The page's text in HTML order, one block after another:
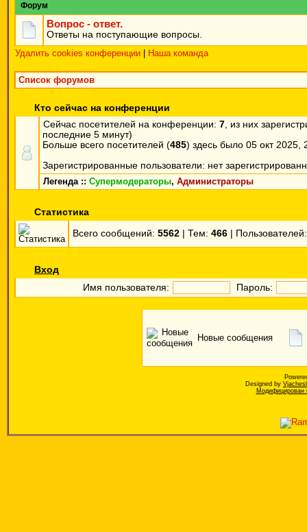
Форум
Вопрос - ответ.
Ответы на поступающие вопросы.
Удалить cookies конференции Наша команда
Список форумов
Кто сейчас на конференции
Сейчас посетителей на конференции: 7, из них
последние 5 минут)
Больше всего посетителей (485) здесь было 05 окт 2025,
Зарегистрированные пользователи: нет
Легенда :: Супермодераторы, Администраторы
Статистика
Всего сообщений: 5562 | Тем: 466 |
Вход
Имя пользователя: Пароль:
Новые сообщения
Designed by
Модифицирован